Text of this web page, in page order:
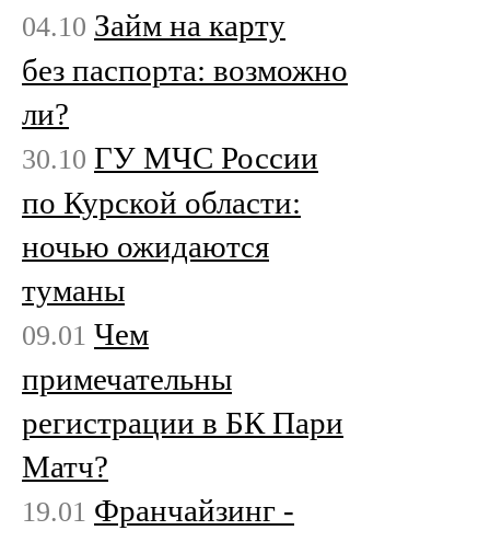
04.10 Займ на карту
без паспорта: возможно
ли?
30.10 ГУ МЧС России
по Курской области:
ночью ожидаются
туманы
09.01 Чем
примечательны
регистрации в БК Пари
Матч?
19.01 Франчайзинг -